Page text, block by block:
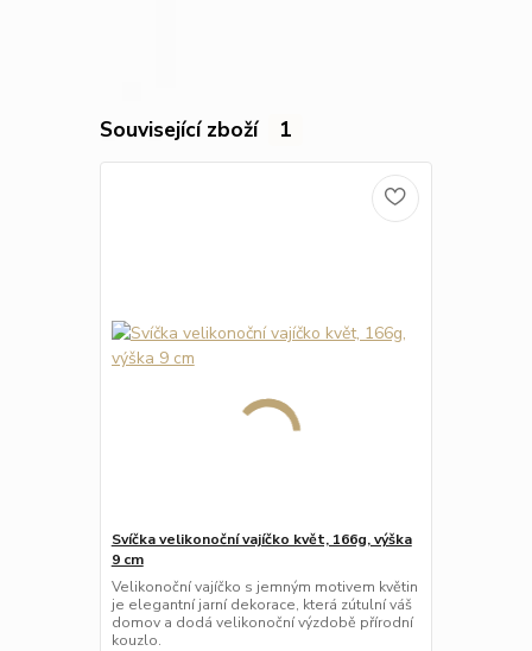
Související zboží 1
Svíčka velikonoční vajíčko květ, 166g, výška
9 cm
Velikonoční vajíčko s jemným motivem květin
je elegantní jarní dekorace, která zútulní váš
domov a dodá velikonoční výzdobě přírodní
kouzlo.